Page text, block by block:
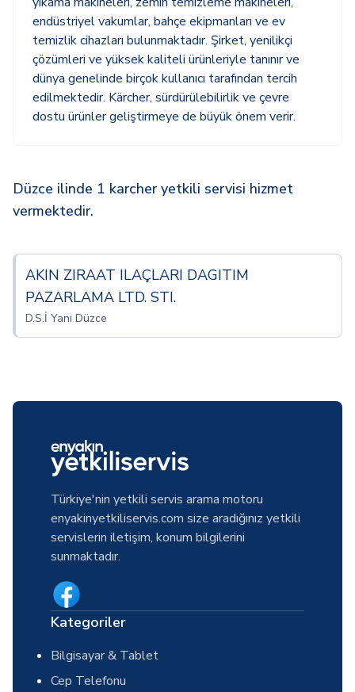
endüstriyel vakumlar, bahçe ekipmanları ve ev
temizlik cihazları bulunmaktadır. Şirket, yenilikçi
çözümleri ve yüksek kaliteli ürünleriyle tanınır ve
dünya genelinde birçok kullanıcı tarafından tercih
edilmektedir. Kärcher, sürdürülebilirlik ve çevre
dostu ürünler geliştirmeye de büyük önem verir.
Düzce ilinde 1 karcher yetkili servisi hizmet
vermektedir.
AKIN ZIRAAT ILAÇLARI DAGITIM
PAZARLAMA LTD. STI.
D.S.İ Yanı Düzce
Türkiye'nin yetkili servis arama motoru
enyakinyetkiliservis.com size aradığınız yetkili
servislerin iletişim, konum bilgilerini
sunmaktadır.
Kategoriler
Bilgisayar & Tablet
Cep Telefonu